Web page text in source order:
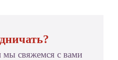
мы свяжемся с вами